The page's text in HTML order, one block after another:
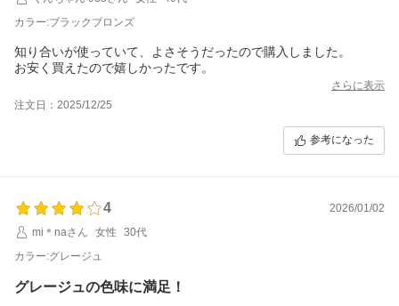
カラー:ブラックブロンズ
知り合いが使っていて、よさそうだったので購入しました。
さらに表示
注文日：2025/12/25
参考になった
4
2026/01/02
mi＊naさん
女性
30代
カラー:グレージュ
グレージュの色味に満足！